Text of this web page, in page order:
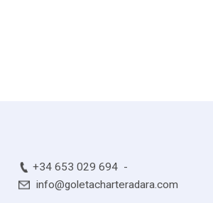
+34 653 029 694
info@goletacharteradara.com